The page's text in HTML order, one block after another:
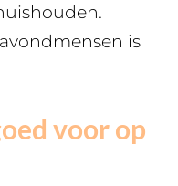
is
voor op